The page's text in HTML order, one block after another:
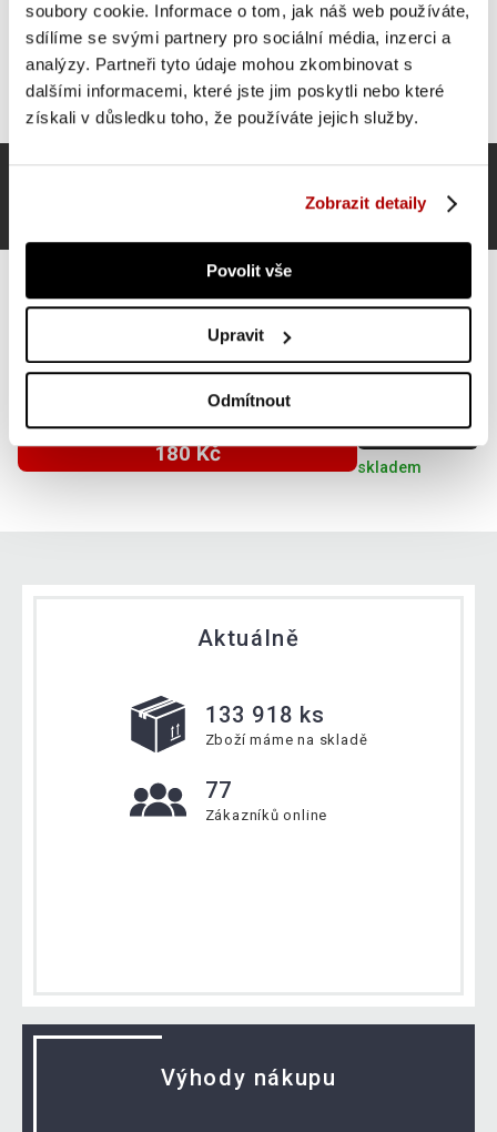
soubory cookie. Informace o tom, jak náš web používáte,
sdílíme se svými partnery pro sociální média, inzerci a
analýzy. Partneři tyto údaje mohou zkombinovat s
dalšími informacemi, které jste jim poskytli nebo které
získali v důsledku toho, že používáte jejich služby.
Zobrazit detaily
Povolit vše
Upravit
Odmítnout
Gorilla Sports Posilovač rukou, 150 lbs
180 Kč
Do košíku
skladem
Aktuálně
133 918 ks
Zboží máme na skladě
77
Zákazníků online
Výhody nákupu